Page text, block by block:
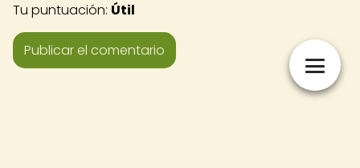
Tu puntuación: Útil